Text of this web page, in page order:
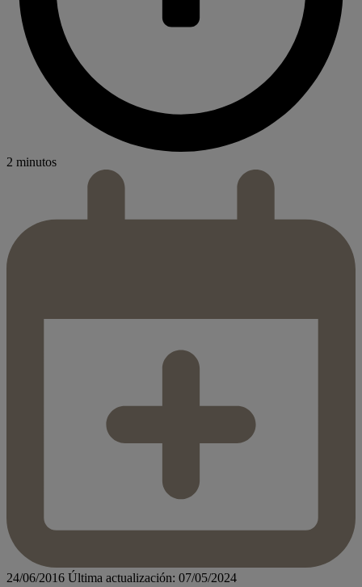
2 minutos
24/06/2016 Última actualización: 07/05/2024